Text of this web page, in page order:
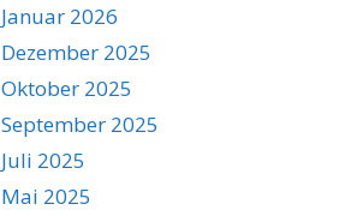
Januar 2026
Dezember 2025
Oktober 2025
September 2025
Juli 2025
Mai 2025